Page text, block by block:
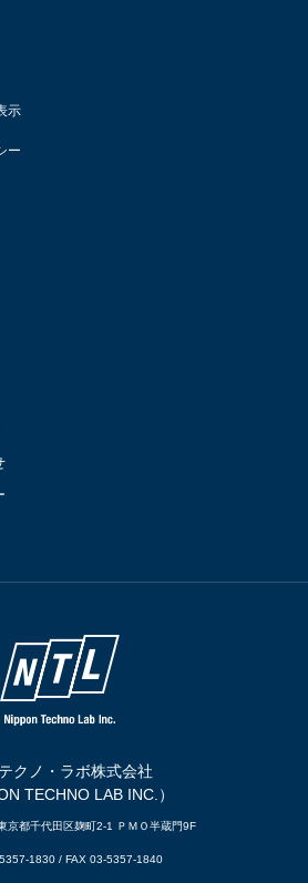
示
ー
クノ・ラボ株式会社
TECHNO LAB INC.）
都千代田区麹町2-1 ＰＭＯ半蔵門9F
1830 / FAX 03-5357-1840